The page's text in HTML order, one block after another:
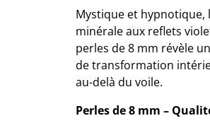
Mystique et hypnotique,
minérale aux reflets
perles de 8 mm révèle
de transformation
au-delà du voile.
Perles de 8 mm –